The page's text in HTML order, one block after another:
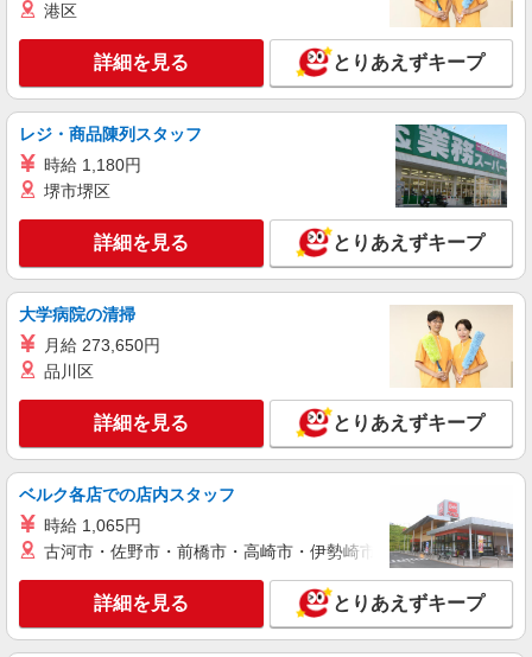
キープ 詳細を見る
株式会社kotrio /●TK-H-1902014
NEW
＜館林＞デイサービスSTAFF＊16時退社も
時給1500円〜2125円 ＜日払い有/週払い有/交
通費全支給(ガソリン代含む)＞
館林市 ◆来社不要/面接なし
キープ 詳細を見る
派遣社員 NEW
館林駅｜リハビリ補助などのデイサービス
STAFF♪未経験OK
時給1500円〜2125円 ＜日払い有/週払い有/交
通費全支給(ガソリン代含む)＞
キープ 詳細を見る
派遣社員 NEW
港区
詳細を見る とりあえずキープ
レジ・商品陳列スタッフ
時給 1,180円
堺市堺区
詳細を見る とりあえずキープ
大学病院の清掃
月給 273,650円
品川区
詳細を見る とりあえずキープ
ベルク各店での店内スタッフ
時給 1,065円
古河市・佐野市・前橋市・高崎市・伊勢崎市・太田市・館林市
詳細を見る とりあえずキープ